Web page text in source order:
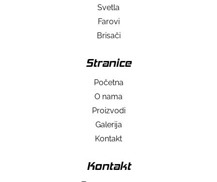
Svetla
Farovi
Brisači
Stranice
Početna
O nama
Proizvodi
Galerija
Kontakt
Kontakt